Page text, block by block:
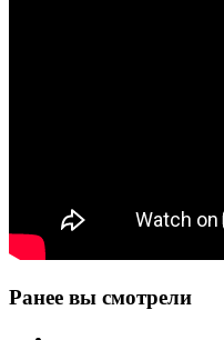
Ранее вы смотрели